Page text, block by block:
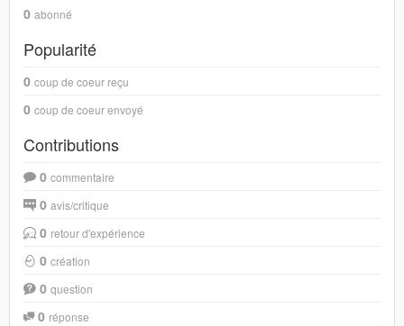
0 abonné
Popularité
0 coup de coeur reçu
0 coup de coeur envoyé
Contributions
0 commentaire
0 avis/critique
0 retour d'expérience
0 création
0 question
0 réponse